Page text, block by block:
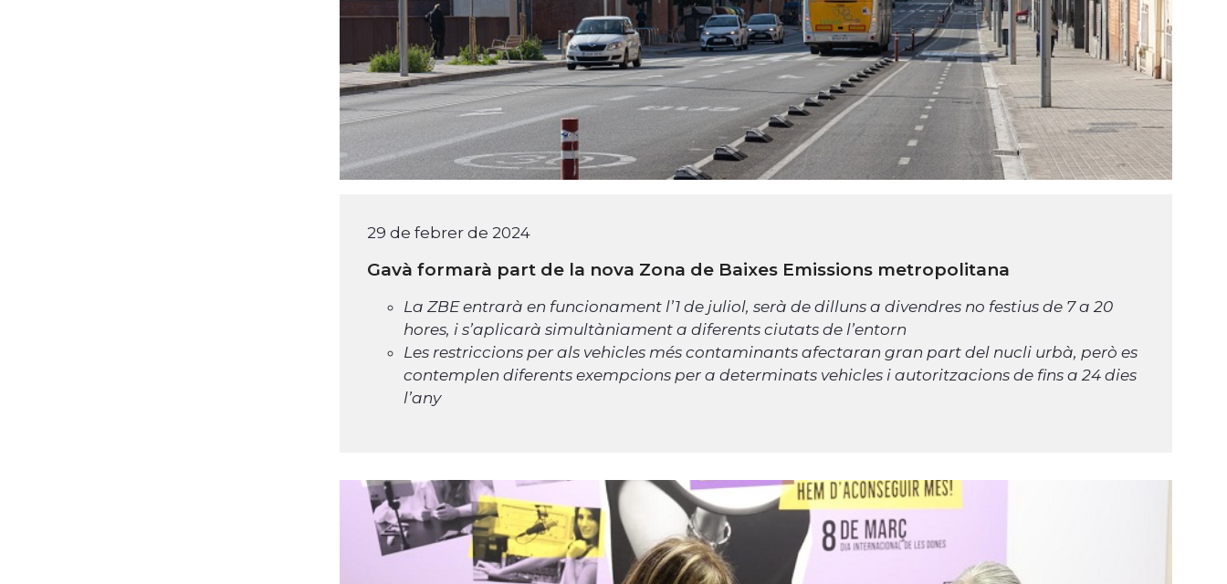
29 de febrer de 2024
Gavà formarà part de la nova Zona de Baixes Emissions metropolitana
La ZBE entrarà en funcionament l’1 de juliol, serà de dilluns a divendres no festius de 7 a 20
hores, i s’aplicarà simultàniament a diferents ciutats de l’entorn
Les restriccions per als vehicles més contaminants afectaran gran part del nucli urbà, però es
contemplen diferents exempcions per a determinats vehicles i autoritzacions de fins a 24 dies
l’any